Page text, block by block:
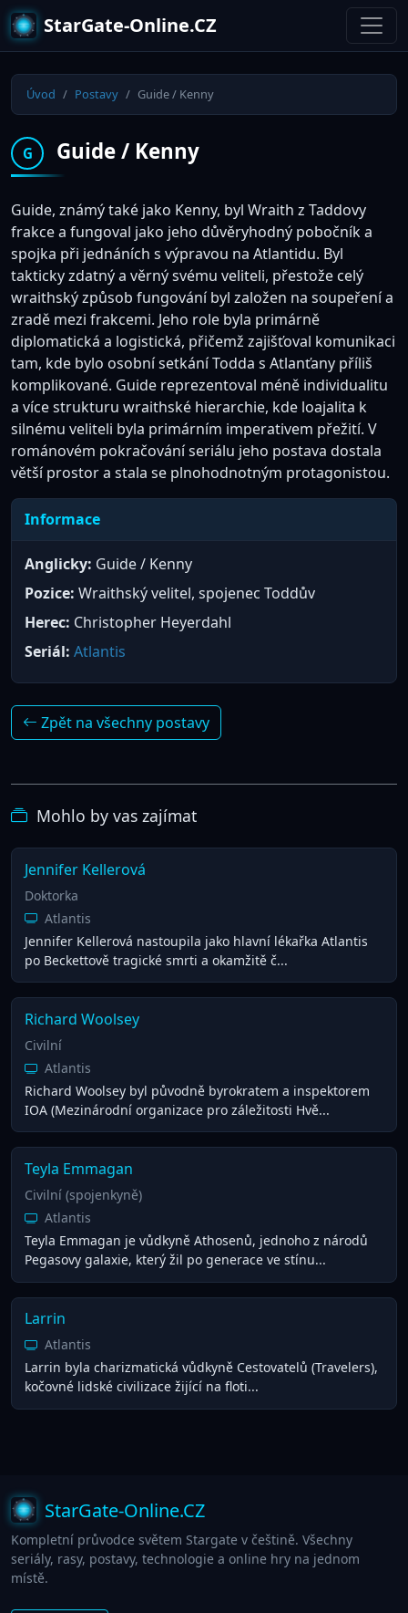
StarGate-Online.CZ
Úvod Postavy Guide / Kenny
G Guide / Kenny
Guide, známý také jako Kenny, byl Wraith z Taddovy
frakce a fungoval jako jeho důvěryhodný pobočník a
spojka při jednáních s výpravou na Atlantidu. Byl
takticky zdatný a věrný svému veliteli, přestože celý
wraithský způsob fungování byl založen na soupeření a
zradě mezi frakcemi. Jeho role byla primárně
diplomatická a logistická, přičemž zajišťoval komunikaci
tam, kde bylo osobní setkání Todda s Atlanťany příliš
komplikované. Guide reprezentoval méně individualitu
a více strukturu wraithské hierarchie, kde loajalita k
silnému veliteli byla primárním imperativem přežití. V
románovém pokračování seriálu jeho postava dostala
větší prostor a stala se plnohodnotným protagonistou.
Informace
Anglicky: Guide / Kenny
Pozice: Wraithský velitel, spojenec Toddův
Herec: Christopher Heyerdahl
Seriál: Atlantis
Zpět na všechny postavy
Mohlo by vas zajímat
Jennifer Kellerová
Doktorka
Atlantis
Jennifer Kellerová nastoupila jako hlavní lékařka Atlantis
po Beckettově tragické smrti a okamžitě č...
Richard Woolsey
Civilní
Atlantis
Richard Woolsey byl původně byrokratem a inspektorem
IOA (Mezinárodní organizace pro záležitosti Hvě...
Teyla Emmagan
Civilní (spojenkyně)
Atlantis
Teyla Emmagan je vůdkyně Athosenů, jednoho z národů
Pegasovy galaxie, který žil po generace ve stínu...
Larrin
Atlantis
Larrin byla charizmatická vůdkyně Cestovatelů (Travelers),
kočovné lidské civilizace žijící na floti...
StarGate-Online.CZ
Kompletní průvodce světem Stargate v češtině. Všechny
seriály, rasy, postavy, technologie a online hry na jednom
místě.